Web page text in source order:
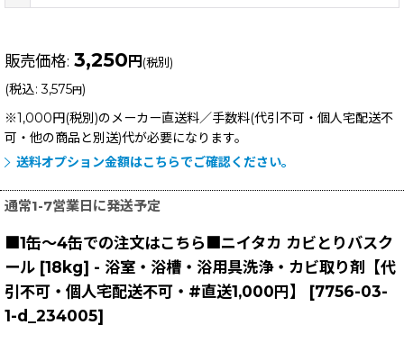
販売価格: 3,250 円 (税別)
(税込: 3,575円)
※1,000円(税別)のメーカー直送料／手数料(代引不可・個人宅配送不
可・他の商品と別送)代が必要になります。
送料オプション金額はこちらでご確認ください。
通常1-7営業日に発送予定
■1缶〜4缶での注文はこちら■ニイタカ カビとりバスク
ール [18kg] - 浴室・浴槽・浴用具洗浄・カビ取り剤【代
引不可・個人宅配送不可・#直送1,000円】
[7756-03-
1-d_234005]